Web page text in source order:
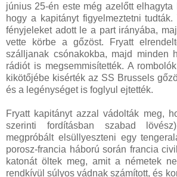
június 25-én este még azelőtt elhagyta
hogy a kapitányt figyelmeztetni tudták.
fényjeleket adott le a part irányába,
vette körbe a gőzöst. Fryatt
szálljanak csónakokba, majd minden
rádiót is megsemmisítették. A
kikötőjébe kisérték az SS Brussels
és a legénységet is foglyul ejtették.
Fryatt kapitányt azzal vádolták meg,
szerinti fordításban szabad
megpróbált elsüllyeszteni egy
porosz-francia háború során francia
katonát öltek meg, amit a németek
rendkívül súlyos vádnak számított, és